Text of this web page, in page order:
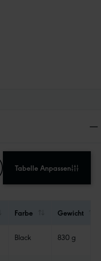
Tabelle Anpassen
Farbe Gewicht
Black 830 g